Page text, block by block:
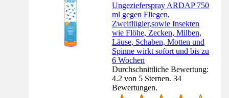
Ungezieferspray ARDAP 750
ml gegen Fliegen,
Zweiflügler,sowie Insekten
wie Flöhe, Zecken, Milben,
Läuse, Schaben, Motten und
Spinne wirkt sofort und bis zu
6 Wochen
Durchschnittliche Bewertung:
4.2 von 5 Sternen. 34
Bewertungen.